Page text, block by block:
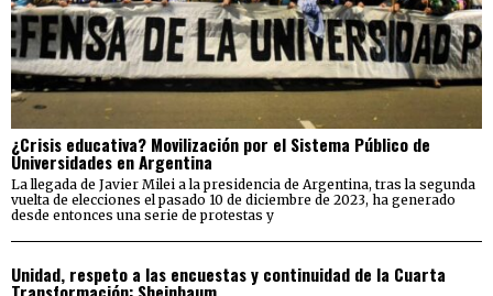
¿Crisis educativa? Movilización por el Sistema Público de
Universidades en Argentina
La llegada de Javier Milei a la presidencia de Argentina, tras la segunda
vuelta de elecciones el pasado 10 de diciembre de 2023, ha generado
desde entonces una serie de protestas y
Unidad, respeto a las encuestas y continuidad de la Cuarta